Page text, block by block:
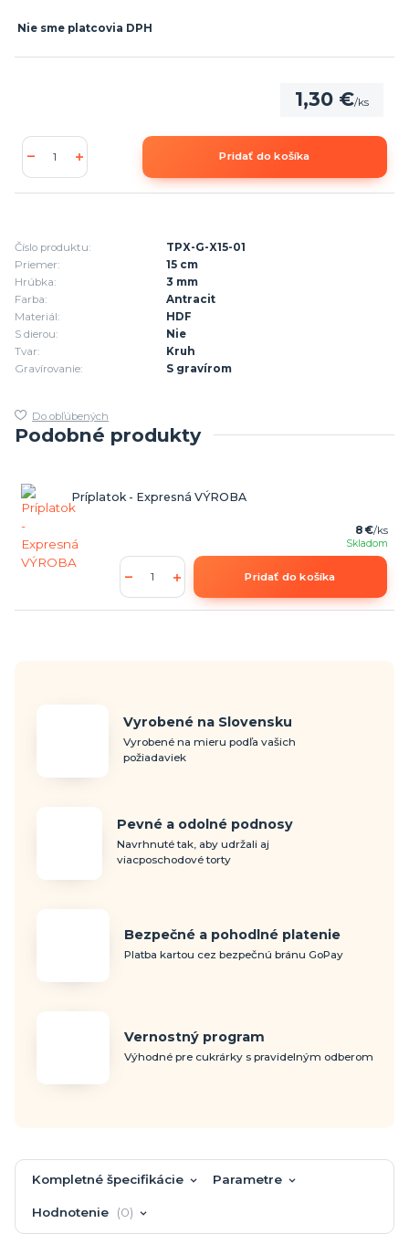
Nie sme platcovia DPH
1,30 €/ks
Pridať do košíka
Číslo produktu:
TPX-G-X15-01
Priemer:
15 cm
Hrúbka:
3 mm
Farba:
Antracit
Materiál:
HDF
S dierou:
Nie
Tvar:
Kruh
Gravírovanie:
S gravírom
Do obľúbených
Podobné produkty
Príplatok - Expresná VÝROBA
8 €/ks
Skladom
Pridať do košíka
Vyrobené na Slovensku
Vyrobené na mieru podľa vašich
požiadaviek
Pevné a odolné podnosy
Navrhnuté tak, aby udržali aj
viacposchodové torty
Bezpečné a pohodlné platenie
Platba kartou cez bezpečnú bránu GoPay
Vernostný program
Výhodné pre cukrárky s pravidelným odberom
Kompletné špecifikácie Parametre
Hodnotenie 0